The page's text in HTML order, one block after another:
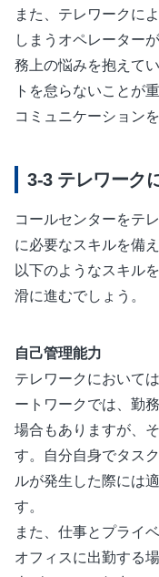
また、テレワークに
しまうオペレーター
務上の悩みを抱えて
トを怠らないことが
コミュニケーション
テレワーク
コールセンターをテ
に必要なスキルを備
以下のようなスキル
滑に進むでしょう。
自己管理能力
テレワークにおいて
ートワークでは、勤
場合もありますが、
す。自分自身でタス
ルが発生した際には
す。
また、仕事とプライ
オフィスに出勤する